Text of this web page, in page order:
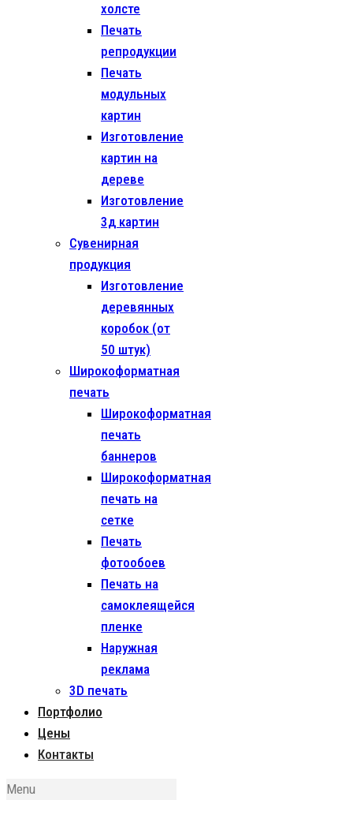
холсте
Печать
репродукции
Печать
модульных
картин
Изготовление
картин на
дереве
Изготовление
3д картин
Сувенирная
продукция
Изготовление
деревянных
коробок (от
50 штук)
Широкоформатная
печать
Широкоформатная
печать
баннеров
Широкоформатная
печать на
сетке
Печать
фотообоев
Печать на
самоклеящейся
пленке
Наружная
реклама
3D печать
Портфолио
Цены
Контакты
Menu